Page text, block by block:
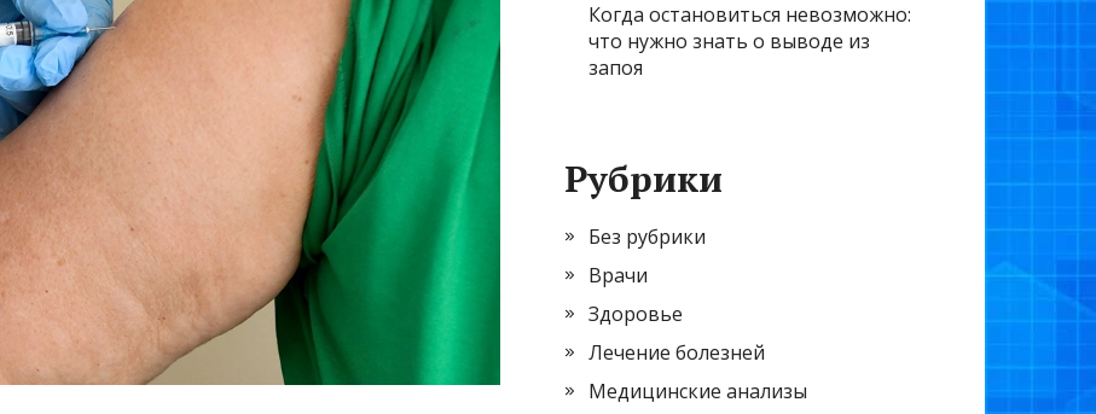
Когда остановиться невозможно:
что нужно знать о выводе из
запоя
Рубрики
Без рубрики
Врачи
Здоровье
Лечение болезней
Медицинские анализы